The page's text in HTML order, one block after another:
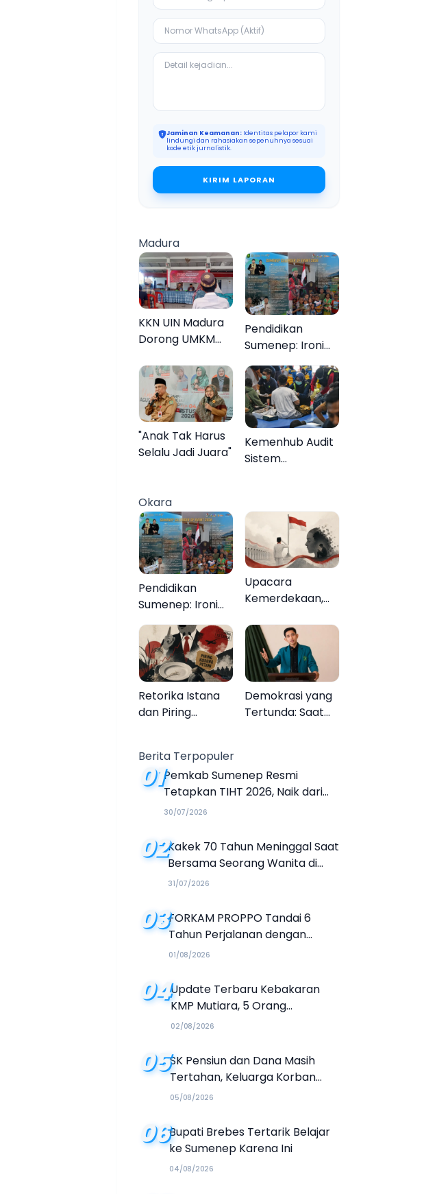
Jaminan Keamanan: Identitas pelapor kami
lindungi dan rahasiakan sepenuhnya sesuai
kode etik jurnalistik.
KIRIM LAPORAN
Madura
KKN UIN Madura
Dorong UMKM
Naik Kelas
Pendidikan
Sumenep: Ironi
13.095 Anak Tidak
Sekolah
Menyaksikan
Semarak Festival
Kalender Event
2026
"Anak Tak Harus
Selalu Jadi Juara"
Kemenhub Audit
Sistem
Mutiara Sentosa
II
Okara
Pendidikan
Sumenep: Ironi
13.095 Anak Tidak
Sekolah
Menyaksikan
Semarak Festival
Kalender Event
2026
Upacara
Kemerdekaan,
Melupakan
Retorika Istana
dan Piring
Demokrasi yang
Tertunda: Saat
Berita Terpopuler
01Pemkab Sumenep Resmi
Tetapkan TIHT 2026, Naik dari
Tahun Sebelumnya
30/07/2026
02Kakek 70 Tahun Meninggal Saat
Bersama Seorang Wanita di
Hotel Parangtritis
31/07/2026
03FORKAM PROPPO Tandai 6
Tahun Perjalanan dengan
Peluncuran Mars, Hymne, dan
01/08/2026
04Update Terbaru Kebakaran
KMP Mutiara, 5 Orang
Dinyatakan Tewas
02/08/2026
05SK Pensiun dan Dana Masih
Tertahan, Keluarga Korban
Tagih Janji BRI Sumenep
05/08/2026
06Bupati Brebes Tertarik Belajar
ke Sumenep Karena Ini
04/08/2026